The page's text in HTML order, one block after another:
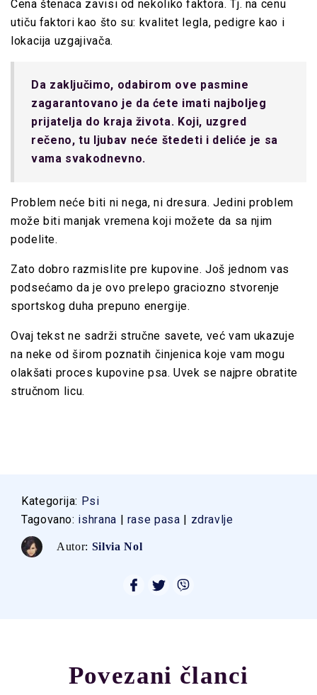
Cena štenaca zavisi od nekoliko faktora. Tj. na cenu
utiču faktori kao što su: kvalitet legla, pedigre kao i
lokacija uzgajivača.
Da zaključimo, odabirom ove pasmine
zagarantovano je da ćete imati najboljeg
prijatelja do kraja života. Koji, uzgred
rečeno, tu ljubav neće štedeti i deliće je sa
vama svakodnevno.
Problem neće biti ni nega, ni dresura. Jedini problem
može biti manjak vremena koji možete da sa njim
podelite.
Zato dobro razmislite pre kupovine. Još jednom vas
podsećamo da je ovo prelepo graciozno stvorenje
sportskog duha prepuno energije.
Ovaj tekst ne sadrži stručne savete, već vam ukazuje
na neke od širom poznatih činjenica koje vam mogu
olakšati proces kupovine psa. Uvek se najpre obratite
stručnom licu.
Kategorija: Psi
Tagovano: ishrana | rase pasa | zdravlje
Autor: Silvia Nol
Povezani članci